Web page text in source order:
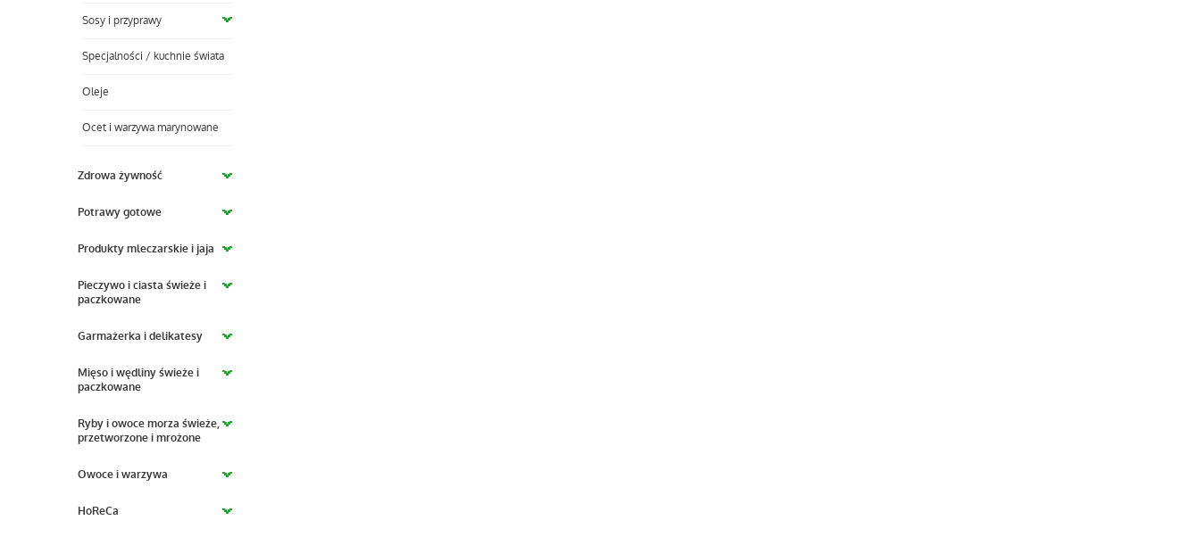
Sosy i przyprawy
Specjalności / kuchnie świata
Oleje
Ocet i warzywa marynowane
Zdrowa żywność
Potrawy gotowe
Produkty mleczarskie i jaja
Pieczywo i ciasta świeże i
paczkowane
Garmażerka i delikatesy
Mięso i wędliny świeże i
paczkowane
Ryby i owoce morza świeże,
przetworzone i mrożone
Owoce i warzywa
HoReCa